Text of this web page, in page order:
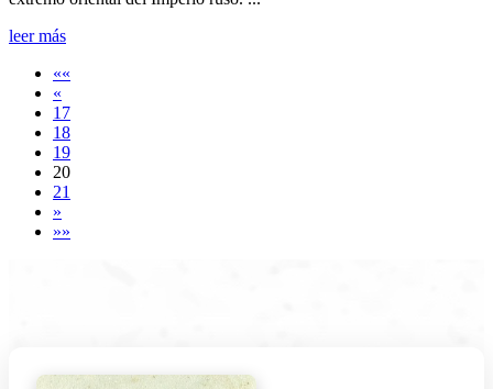
leer más
««
«
17
18
19
20
21
»
»»